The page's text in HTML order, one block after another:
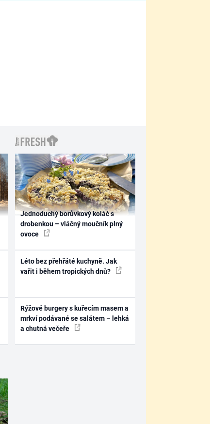
Jednoduchý borůvkový koláč s
drobenkou – vláčný moučník plný
ovoce
Léto bez přehřáté kuchyně. Jak
vařit i během tropických dnů?
Rýžové burgery s kuřecím masem a
mrkví podávané se salátem – lehká
a chutná večeře